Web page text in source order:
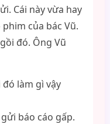
Cái này vừa hay
của bác Vũ.
đó. Ông Vũ
làm gì vậy
báo cáo gấp.